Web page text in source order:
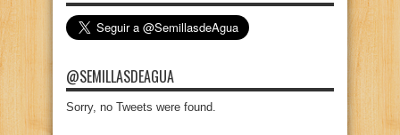
@SEMILLASDEAGUA
Sorry, no Tweets were found.